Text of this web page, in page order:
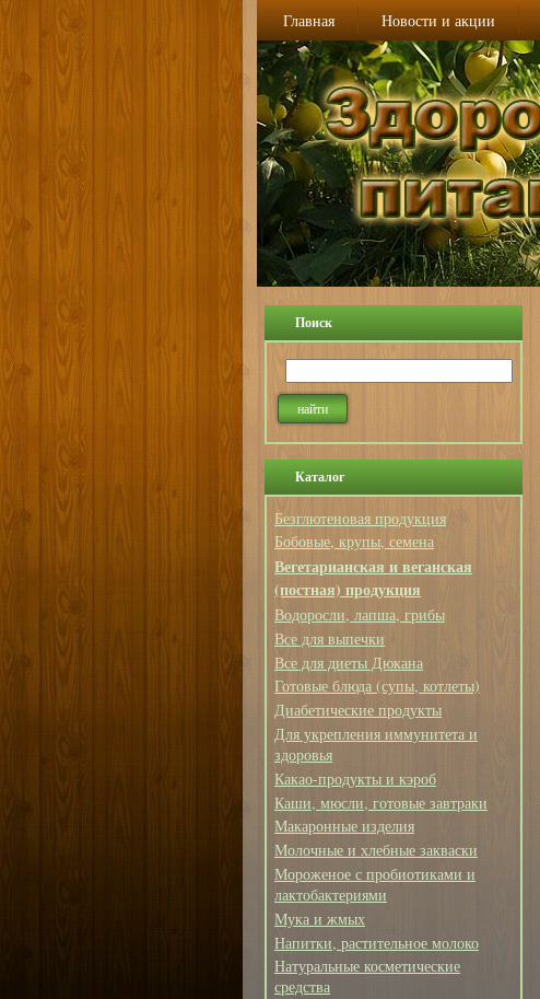
Главная Новости и акции
Поиск
Каталог
Безглютеновая продукция
Бобовые, крупы, семена
Вегетарианская и веганская
(постная) продукция
Водоросли, лапша, грибы
Все для выпечки
Все для диеты Дюкана
Готовые блюда (супы, котлеты)
Диабетические продукты
Для укрепления иммунитета и
здоровья
Какао-продукты и кэроб
Каши, мюсли, готовые завтраки
Макаронные изделия
Молочные и хлебные закваски
Мороженое с пробиотиками и
лактобактериями
Мука и жмых
Напитки, растительное молоко
Натуральные косметические
средства